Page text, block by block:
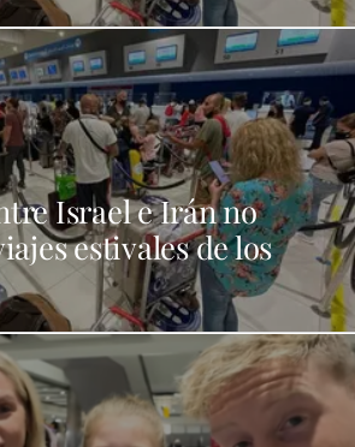
Israel e Irán no
estivales de los